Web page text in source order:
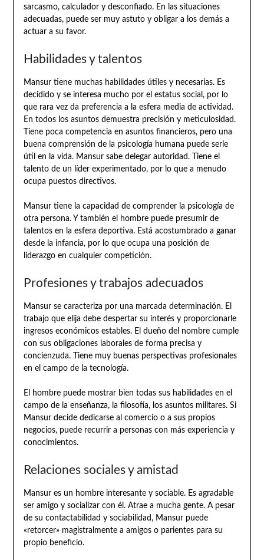
sarcasmo, calculador y desconfiado. En las situaciones
adecuadas, puede ser muy astuto y obligar a los demás a
actuar a su favor.
Habilidades y talentos
Mansur tiene muchas habilidades útiles y necesarias. Es
decidido y se interesa mucho por el estatus social, por lo
que rara vez da preferencia a la esfera media de actividad.
En todos los asuntos demuestra precisión y meticulosidad.
Tiene poca competencia en asuntos financieros, pero una
buena comprensión de la psicología humana puede serle
útil en la vida. Mansur sabe delegar autoridad. Tiene el
talento de un líder experimentado, por lo que a menudo
ocupa puestos directivos.
Mansur tiene la capacidad de comprender la psicología de
otra persona. Y también el hombre puede presumir de
talentos en la esfera deportiva. Está acostumbrado a ganar
desde la infancia, por lo que ocupa una posición de
liderazgo en cualquier competición.
Profesiones y trabajos adecuados
Mansur se caracteriza por una marcada determinación. El
trabajo que elija debe despertar su interés y proporcionarle
ingresos económicos estables. El dueño del nombre cumple
con sus obligaciones laborales de forma precisa y
concienzuda. Tiene muy buenas perspectivas profesionales
en el campo de la tecnología.
El hombre puede mostrar bien todas sus habilidades en el
campo de la enseñanza, la filosofía, los asuntos militares. Si
Mansur decide dedicarse al comercio o a sus propios
negocios, puede recurrir a personas con más experiencia y
conocimientos.
Relaciones sociales y amistad
Mansur es un hombre interesante y sociable. Es agradable
ser amigo y socializar con él. Atrae a mucha gente. A pesar
de su contactabilidad y sociabilidad, Mansur puede
«retorcer» magistralmente a amigos o parientes para su
propio beneficio.